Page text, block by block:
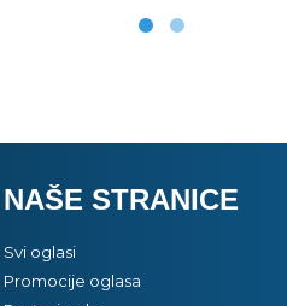
NAŠE STRANICE
Svi oglasi
Promocije oglasa